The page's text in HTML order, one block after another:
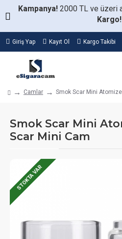
Kampanya! 2000 TL ve üzeri
Kargo!
Giriş Yap Kayıt Ol Kargo Takibi
Camlar Smok Scar Mini
Smok Scar Mini
Scar Mini Cam
STOKTA VAR